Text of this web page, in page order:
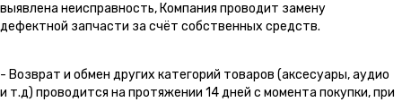
выявлена неисправность, Компания проводит замену
дефектной запчасти за счёт собственных средств.
- Возврат и обмен других категорий товаров (аксесуары, аудио
и т.д) проводится на протяжении 14 дней с момента покупки, при